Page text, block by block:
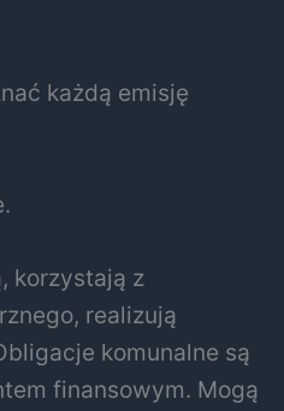
każdą emisję
korzystają z
realizują
komunalne są
finansowym. Mogą